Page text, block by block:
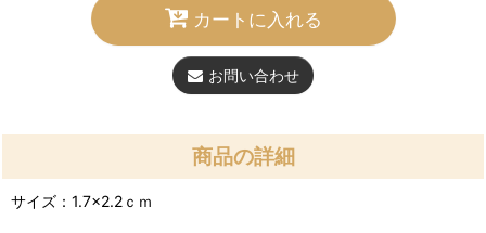
カートに入れる
お問い合わせ
商品の詳細
サイズ：1.7×2.2ｃｍ